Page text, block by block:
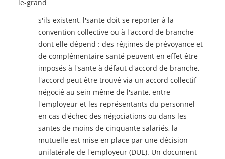
le-grand
s'ils existent, l'sante doit se reporter à la
convention collective ou à l'accord de branche
dont elle dépend : des régimes de prévoyance et
de complémentaire santé peuvent en effet être
imposés à l'sante à défaut d'accord de branche,
l'accord peut être trouvé via un accord collectif
négocié au sein même de l'sante, entre
l'employeur et les représentants du personnel
en cas d'échec des négociations ou dans les
santes de moins de cinquante salariés, la
mutuelle est mise en place par une décision
unilatérale de l'employeur (DUE). Un document